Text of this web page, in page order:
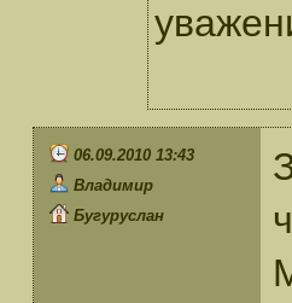
06.09.2010 13:43
Владимир
Бугуруслан